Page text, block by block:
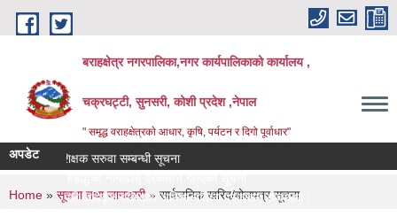
Skip to main content
बराहक्षेत्र नगरपालिका,नगर कार्यपालिकाको कार्यालय ,
चक्रघट्टी, सुनसरी, कोशी प्रदेश ,नेपाल
" समृद्ध वराहक्षेत्रकाे आधार, कृषि, पर्यटन र दिगो पूर्वाधार"
अपडेट
शिक्षक सरुवा सम्बन्धी सूचना
नापी अधिकृत परिक्षाको अन्तिम नतिजा प्रकाशन सम्बन्धमा।
You are here
Home » सूचना तथा जानकारी» सार्वजनिक खरिद/बोलपत्र सूचना